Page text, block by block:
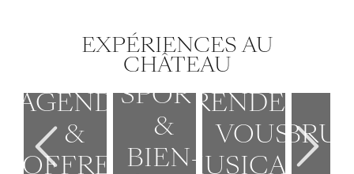
EXPÉRIENCES AU
CHÂTEAU
AGENDA
&
OFFRES
SPORT
&
BIEN-
RENDEZ-
VOUS
MUSICAUX